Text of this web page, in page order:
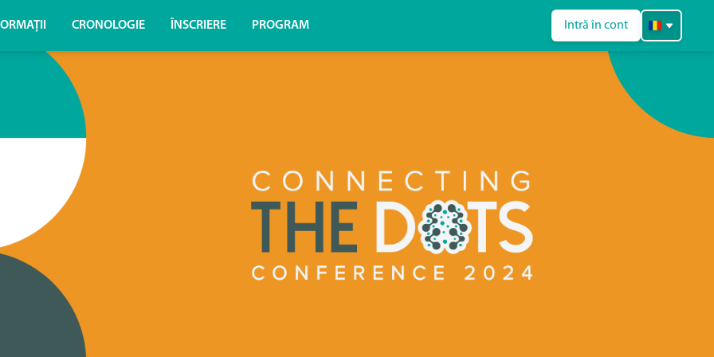
Intră în cont
CRONOLOGIE ÎNSCRIERE PROGRAM